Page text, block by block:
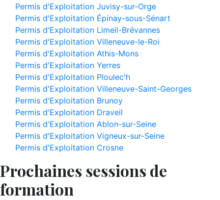
Permis d'Exploitation Juvisy-sur-Orge
Permis d'Exploitation Épinay-sous-Sénart
Permis d'Exploitation Limeil-Brévannes
Permis d'Exploitation Villeneuve-le-Roi
Permis d'Exploitation Athis-Mons
Permis d'Exploitation Yerres
Permis d'Exploitation Ploulec'h
Permis d'Exploitation Villeneuve-Saint-Georges
Permis d'Exploitation Brunoy
Permis d'Exploitation Draveil
Permis d'Exploitation Ablon-sur-Seine
Permis d'Exploitation Vigneux-sur-Seine
Permis d'Exploitation Crosne
Prochaines sessions de
formation